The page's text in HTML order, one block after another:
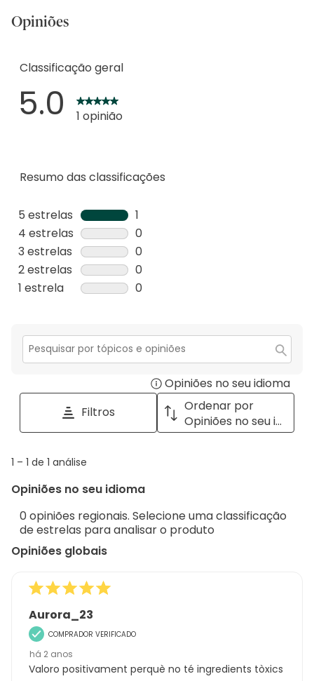
Opiniões
Resumo das classificações
5 estrelas estrelas
1
1
análise
com
5
4 estrelas estrelas
0
0
análise
com
3 estrelas estrelas
0
0
análise
estrelas.
2 estrelas estrelas
0
0
2
estrelas.
1 estrela estrelas
0
com
1
Classificação geral
5.0 1 opinião
Secção
Opiniões no seu idioma
a
with
Filtros
Ordenar por
Opiniões no seu idioma
1
1
análise
1 – 1 de 1 análise
Opiniões no seu idioma
0 opiniões regionais. Selecione uma classificação
de estrelas para analisar o produto
Opiniões globais
Aurora_23
COMPRADOR VERIFICADO
há 2 anos
Valoro positivament perquè no té ingredients tòxics